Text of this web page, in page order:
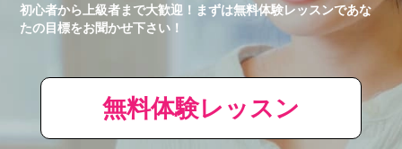
初心者から上級者まで大歓迎！まずは無料体験レッスンであな
たの目標をお聞かせ下さい！
無料体験レッスン